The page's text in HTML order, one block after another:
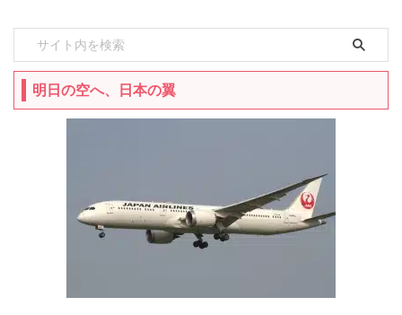
明日の空へ、日本の翼